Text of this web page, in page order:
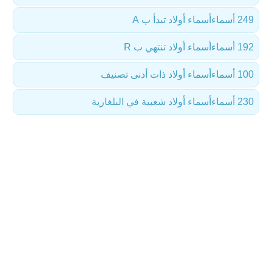
أسماء أولاد تبدأ ب A 249 أسماء
أسماء أولاد تنتهي ب R 192 أسماء
أسماء أولاد ذات أدنى تصنيف 100 أسماء
أسماء أولاد شعبية في البلغارية 230 أسماء